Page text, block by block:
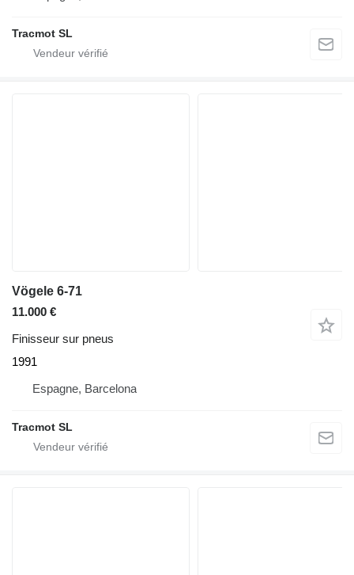
Tracmot SL
Vögele 6-71
11.000 €
Finisseur sur pneus
1991
Espagne, Barcelona
Tracmot SL